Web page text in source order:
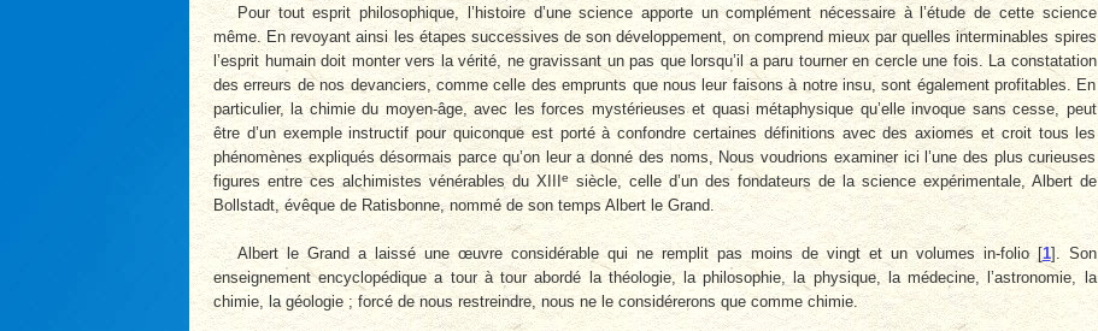
Pour tout esprit philosophique, l’histoire d’une science apporte un complément nécessaire à l’étude de cette science
même. En revoyant ainsi les étapes successives de son développement, on comprend mieux par quelles interminables spires
l’esprit humain doit monter vers la vérité, ne gravissant un pas que lorsqu’il a paru tourner en cercle une fois. La constatation
des erreurs de nos devanciers, comme celle des emprunts que nous leur faisons à notre insu, sont également profitables. En
particulier, la chimie du moyen-âge, avec les forces mystérieuses et quasi métaphysique qu’elle invoque sans cesse, peut
être d’un exemple instructif pour quiconque est porté à confondre certaines définitions avec des axiomes et croit tous les
phénomènes expliqués désormais parce qu’on leur a donné des noms, Nous voudrions examiner ici l’une des plus curieuses
figures entre ces alchimistes vénérables du XIII
e
siècle, celle d’un des fondateurs de la science expérimentale, Albert de
Bollstadt, évêque de Ratisbonne, nommé de son temps Albert le Grand.
Albert le Grand a laissé une œuvre considérable qui ne remplit pas moins de vingt et un volumes in-folio[1]
. Son
enseignement encyclopédique a tour à tour abordé la théologie, la philosophie, la physique, la médecine, l’astronomie, la
chimie, la géologie ; forcé de nous restreindre, nous ne le considérerons que comme chimie.